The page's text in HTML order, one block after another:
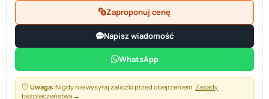
Zaproponuj cenę
Napisz wiadomość
WhatsApp
Uwaga: Nigdy nie wysyłaj zaliczki przed obejrzeniem. Zasady
bezpieczeństwa →